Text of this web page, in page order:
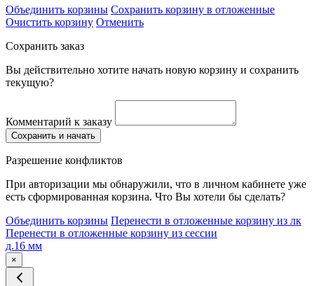
Объединить корзины Сохранить корзину в отложенные
Очистить корзину Отменить
Сохранить заказ
Вы действительно хотите начать новую корзину и сохранить
текущую?
Комментарий к заказу
Сохранить и начать
Разрешение конфликтов
При авторизации мы обнаружили, что в личном кабинете уже
есть сформированная корзина. Что Вы хотели бы сделать?
Объединить корзины Перенести в отложенные корзину из лк
Перенести в отложенные корзину из сессии
д.16 мм
×